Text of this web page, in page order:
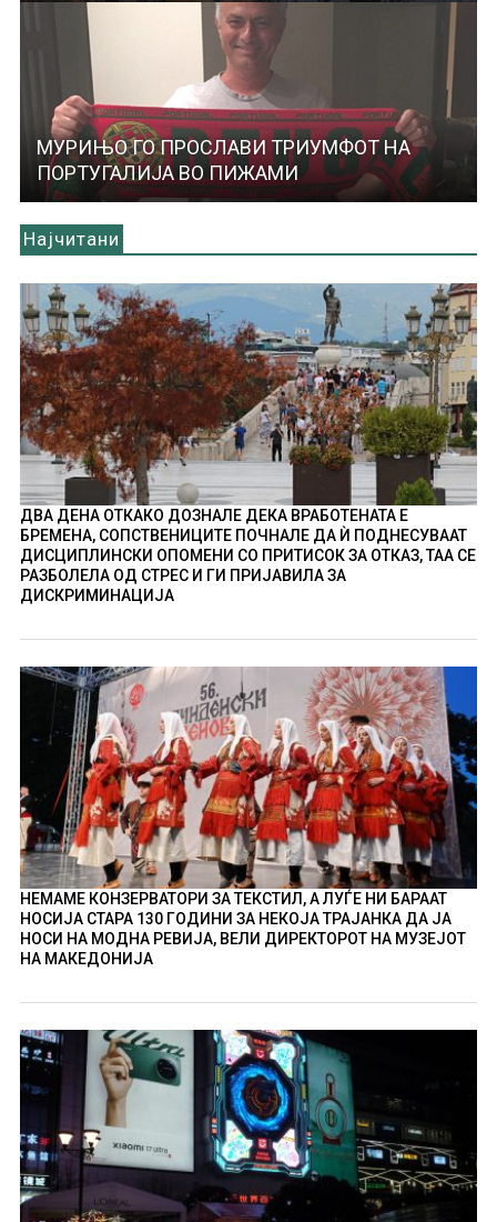
МУРИЊО ГО ПРОСЛАВИ ТРИУМФОТ НА
ПОРТУГАЛИЈА ВО ПИЖАМИ
Најчитани
ДВА ДЕНА ОТКАКО ДОЗНАЛЕ ДЕКА ВРАБОТЕНАТА Е
БРЕМЕНА, СОПСТВЕНИЦИТЕ ПОЧНАЛЕ ДА Ѝ ПОДНЕСУВААТ
ДИСЦИПЛИНСКИ ОПОМЕНИ СО ПРИТИСОК ЗА ОТКАЗ, ТАА СЕ
РАЗБОЛЕЛА ОД СТРЕС И ГИ ПРИЈАВИЛА ЗА
ДИСКРИМИНАЦИЈА
НЕМАМЕ КОНЗЕРВАТОРИ ЗА ТЕКСТИЛ, А ЛУЃЕ НИ БАРААТ
НОСИЈА СТАРА 130 ГОДИНИ ЗА НЕКОЈА ТРАЈАНКА ДА ЈА
НОСИ НА МОДНА РЕВИЈА, ВЕЛИ ДИРЕКТОРОТ НА МУЗЕЈОТ
НА МАКЕДОНИЈА